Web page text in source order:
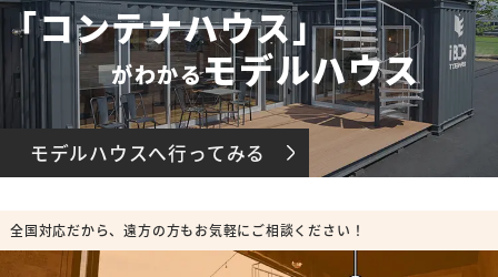
「コンテナハウス」
がわかるモデルハウス
モデルハウスへ行ってみる
全国対応だから、遠方の方もお気軽にご相談ください！